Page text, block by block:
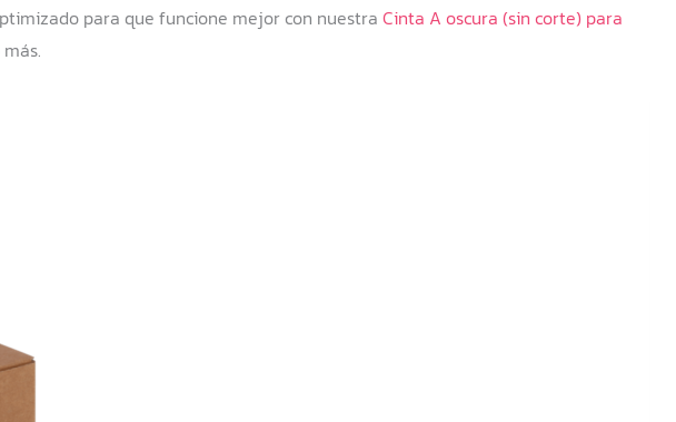
para que funcione mejor con nuestra Cinta A oscura (sin corte) para